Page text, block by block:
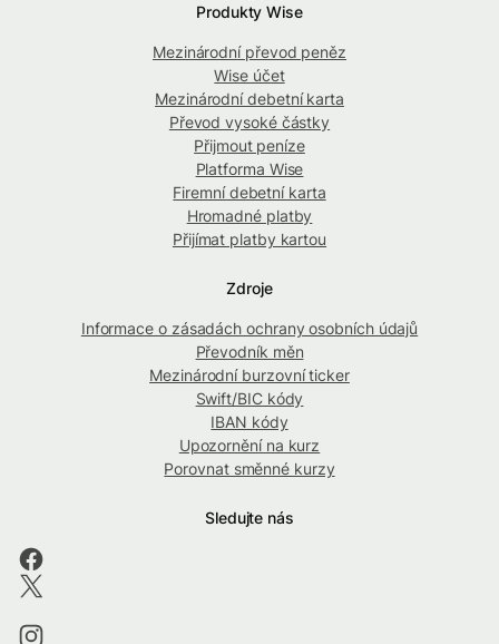
Produkty Wise
Mezinárodní převod peněz
Wise účet
Mezinárodní debetní karta
Převod vysoké částky
Přijmout peníze
Platforma Wise
Firemní debetní karta
Hromadné platby
Přijímat platby kartou
Zdroje
Informace o zásadách ochrany osobních údajů
Převodník měn
Mezinárodní burzovní ticker
Swift/BIC kódy
IBAN kódy
Upozornění na kurz
Porovnat směnné kurzy
Sledujte nás